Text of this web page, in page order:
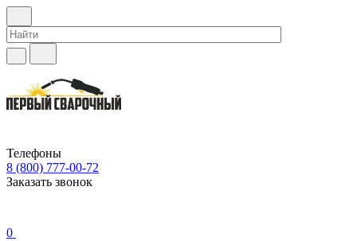
Телефоны
8 (800) 777-00-72
Заказать звонок
0